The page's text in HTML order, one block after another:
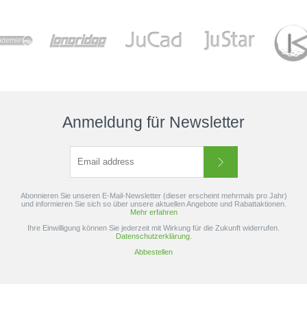
Anmeldung für Newsletter
Abonnieren Sie unseren E-Mail-Newsletter (dieser erscheint mehrmals pro Jahr)
und informieren Sie sich so über unsere aktuellen Angebote und Rabattaktionen.
Mehr erfahren
Ihre Einwilligung können Sie jederzeit mit Wirkung für die Zukunft widerrufen.
Datenschutzerklärung.
Abbestellen